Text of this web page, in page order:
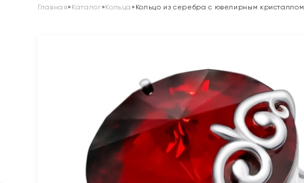
Главная» Каталог»Кольца » Кольцо из серебра с ювелирным кристаллом